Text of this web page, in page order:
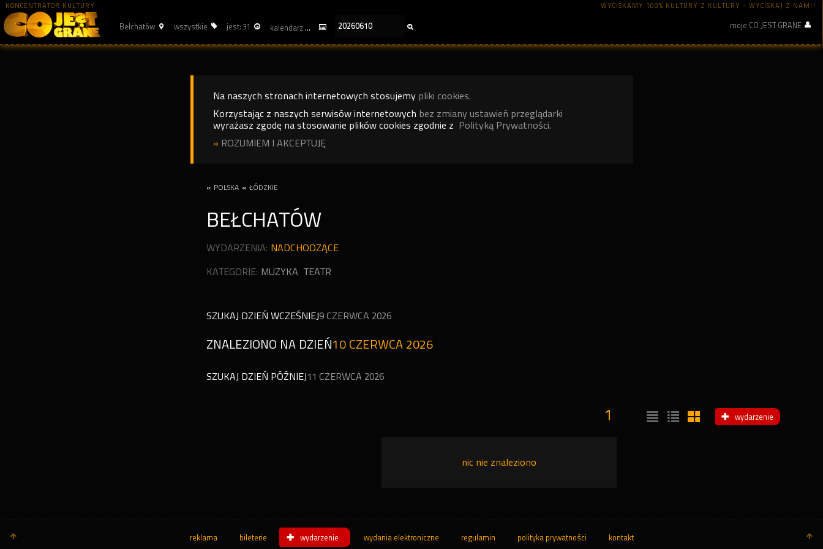
KONCENTRATOR KULTURY WYCISKAMY 100% KULTURY Z KULTURY - WYCISKAJ Z NAMI!
Bełchatów wszystkie jest: 31 kalendarz moje CO JEST GRANE
Na naszych stronach internetowych stosujemy pliki cookies.
Korzystając z naszych serwisów internetowych bez zmiany ustawień przeglądarki
wyrażasz zgodę na stosowanie plików cookies zgodnie z Polityką Prywatności.
» ROZUMIEM I AKCEPTUJĘ
« POLSKA « ŁÓDZKIE
BEŁCHATÓW
WYDARZENIA: NADCHODZĄCE
KATEGORIE: MUZYKA TEATR
SZUKAJ DZIEŃ WCZEŚNIEJ9 CZERWCA 2026
ZNALEZIONO NA DZIEŃ10 CZERWCA 2026
SZUKAJ DZIEŃ PÓŹNIEJ11 CZERWCA 2026
wydarzenie
1
nic nie znaleziono
reklama bileterie wydarzenie wydania elektroniczne regulamin polityka prywatności kontakt